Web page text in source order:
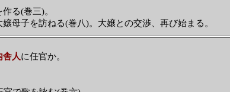
る(巻三)。
母子を訪ねる(巻八)。大嬢との交渉、再び始まる。
舎人に任官か。